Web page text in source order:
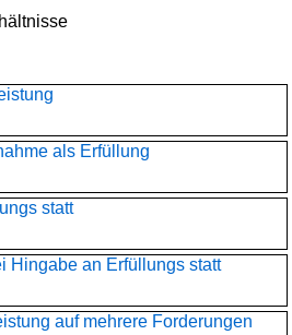
als Erfüllung
statt
Hingabe an Erfüllungs statt
auf mehrere Forderungen